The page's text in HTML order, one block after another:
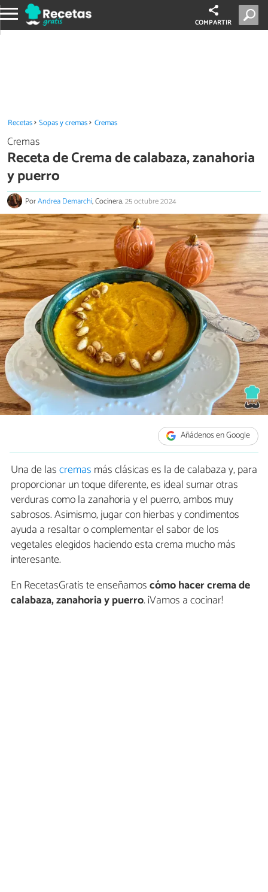
COMPARTIR
Recetas Sopas y cremas Cremas
Cremas
Receta de Crema de calabaza, zanahoria
y puerro
PorAndrea Demarchi, Cocinera.25 octubre 2024
Añádenos en Google
Una de lascremas más clásicas es la de calabaza y, para
proporcionar un toque diferente, es ideal sumar otras
verduras como la zanahoria y el puerro, ambos muy
sabrosos. Asimismo, jugar con hierbas y condimentos
ayuda a resaltar o complementar el sabor de los
vegetales elegidos haciendo esta crema mucho más
interesante.
En RecetasGratis te enseñamoscómo hacer crema de
calabaza, zanahoria y puerro. ¡Vamos a cocinar!